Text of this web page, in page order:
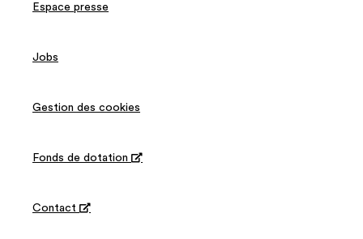
Espace presse
Jobs
Gestion des cookies
Fonds de dotation 
Contact 